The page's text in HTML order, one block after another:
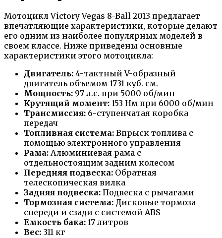
Мотоцикл Victory Vegas 8-Ball 2013 предлагает
впечатляющие характеристики, которые делают
его одним из наиболее популярных моделей в
своем классе. Ниже приведены основные
характеристики этого мотоцикла:
Двигатель: 4-тактный V-образный
двигатель объемом 1731 куб. см.
Мощность: 97 л.с. при 5000 об/мин
Крутящий момент: 153 Нм при 6000 об/мин
Трансмиссия: 6-ступенчатая коробка
передач
Топливная система: Впрыск топлива с
помощью электронного управления
Рама: Алюминиевая рама с
отдельностоящим задним колесом
Передняя подвеска: Обратная
телескопическая вилка
Задняя подвеска: Подвеска с рычагами
Тормозная система: Дисковые тормоза
спереди и сзади с системой ABS
Емкость бака: 17 литров
Вес: 311 кг